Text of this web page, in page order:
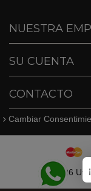
NUESTRA
SU CUENTA
CONTACTO
Cambiar
© 2026